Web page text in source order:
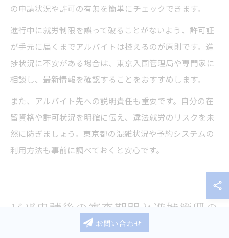
の申請状況や許可の有無を簡単にチェックできます。
進行中に就労制限を誤って破ることがないよう、許可証
が手元に届くまでアルバイトは控えるのが原則です。進
捗状況に不安がある場合は、東京入国管理局や専門家に
相談し、最新情報を確認することをおすすめします。
また、アルバイト先への説明責任も重要です。自分の在
留資格や許可状況を明確に伝え、違法就労のリスクを未
然に防ぎましょう。東京都の混雑状況や予約システムの
利用方法も事前に調べておくと安心です。
ビザ申請後の審査期間と進捗管理の
お問い合わせ